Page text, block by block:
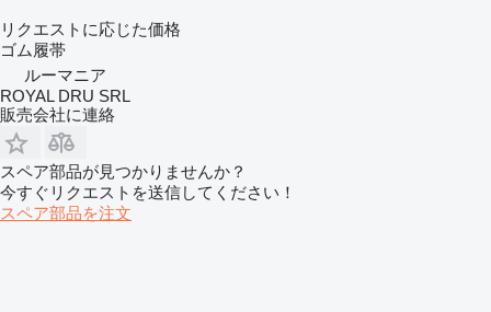
リクエストに応じた価格
ゴム履帯
ルーマニア
ROYAL DRU SRL
販売会社に連絡
スペア部品が見つかりませんか？
今すぐリクエストを送信してください！
スペア部品を注文